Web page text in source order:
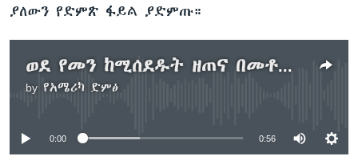
ያለውን የድምጽ ፋይል ያድምጡ።
ወደ የመን ከሚሰደዱት ዘጠና በመቶዉ ኢትዮጵያዉያን ናቸዉ ተባለ
by የአሜሪካ ድምፅ
No media source currently available
0:00 0:56